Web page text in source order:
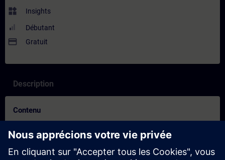
widgets Insights
Débutant
payment Gratuit
Description
Contenu
der gewohnten Qualität unserer Präsenztrainings in
Trainings vermitteln Ihnen unsere Lernbegleiter in Live-